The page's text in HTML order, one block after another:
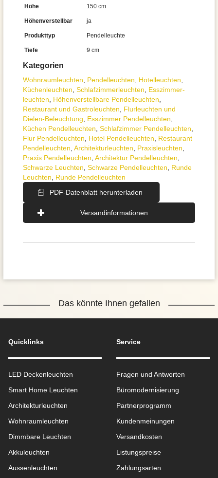
Kategorien
Wohnraum­leuchten Pendel­leuchten Hotelleuchten
Küchenleuchten Schlafzimmer­leuchten
Esszimmer­­
leuchten
Höhen­verstellbare Pendelleuchten
Restaurant und Gastroleuchten
Flurleuchten und
Dielen-Beleuchtung
Esszimmer Pendelleuchten
Küchen Pendelleuchten Schlafzimmer Pendelleuchten
Flur Pendelleuchten
Hotel Pendelleuchten
Restaurant
Pendelleuchten Architektur­leuchten Praxisleuchten
Praxis Pendelleuchten Architektur Pendelleuchten
Schwarze Leuchten Schwarze Pendelleuchten
Runde
Leuchten
Runde Pendelleuchten
PDF-Datenblatt herunterladen
Versandinformationen
Höhe 150 cm
Höhenverstellbar ja
Produkttyp Pendelleuchte
Tiefe 9 cm
Das könnte Ihnen gefallen
Quicklinks
LED Deckenleuchten
Smart Home Leuchten
Architekturleuchten
Wohnraum­leuchten
Dimmbare Leuchten
Akkuleuchten
Aussen­leuchten
Service
Fragen und Antworten
Büromodernisierung
Partnerprogramm
Kundenmeinungen
Versandkosten
Listungspreise
Zahlungsarten